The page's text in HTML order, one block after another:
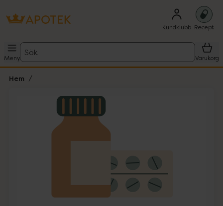
Kundklubb Recept
Meny
Sök
Varukorg
Hem
Lista: . Innehåller 1 objekt.